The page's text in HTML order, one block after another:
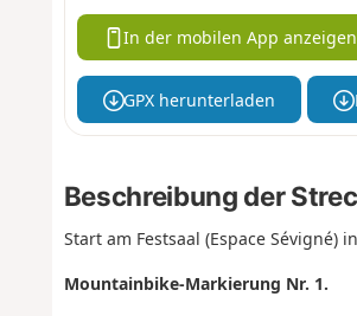
In der mobilen App anzeigen
GPX herunterladen
Beschreibung der
Start am Festsaal (Espace Sévigné)
Mountainbike-Markierung Nr. 1.